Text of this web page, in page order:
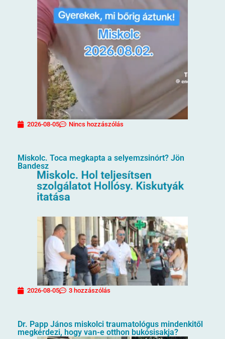
2026-08-05 Nincs hozzászólás
Miskolc. Toca megkapta a selyemzsinórt? Jön
Bandesz
2026-08-05 3 hozzászólás
Dr. Papp János miskolci traumatológus mindenkitől
megkérdezi, hogy van-e otthon bukósisakja?